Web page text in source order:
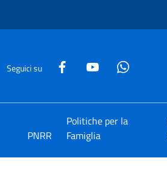
Seguici su
PNRR
Politiche per la
Famiglia